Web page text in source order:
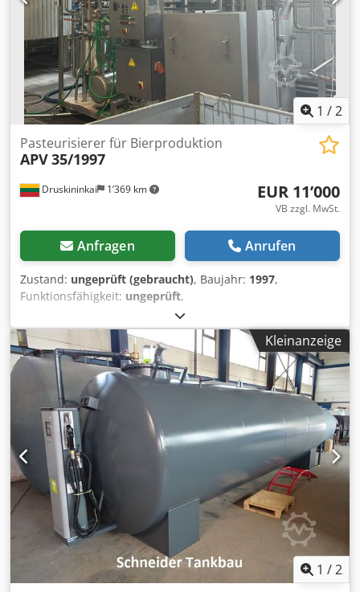
1 /2
Druskininkai 1’369 km
Pasteurisierer für Bierproduktion
APV35/1997
EUR 11’000
VB zzgl. MwSt.
Anfragen Anrufen
Zustand: ungeprüft (gebraucht), Baujahr: 1997,
Funktionsfähigkeit: ungeprüft,
Maschinen-/Fahrzeugnummer:
- Wärmetauscher Hersteller: APV Typ / Baujahr: 35 / 1997
Leistung: 8000 kg/h Betriebsdruck: 16 bar Max.
Betriebstemperatur: 95 °C Chedpfx Aequuxusg Aoa
Kleinanzeige
1 /2